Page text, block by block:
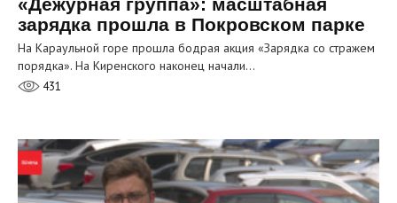
«Дежурная группа»: масштабная
зарядка прошла в Покровском парке
На Караульной горе прошла бодрая акция «Зарядка со стражем
порядка». На Киренского наконец начали…
431